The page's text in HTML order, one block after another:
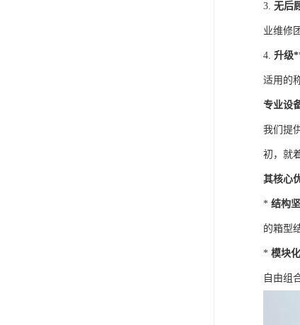
3. 无后
业维修
4. 升级
适用的
专业设
我们提
初，就
其核心
* 结构
的箱型
* 模块
自由组